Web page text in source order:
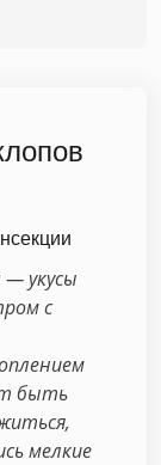
укусы
с
быть
мелкие